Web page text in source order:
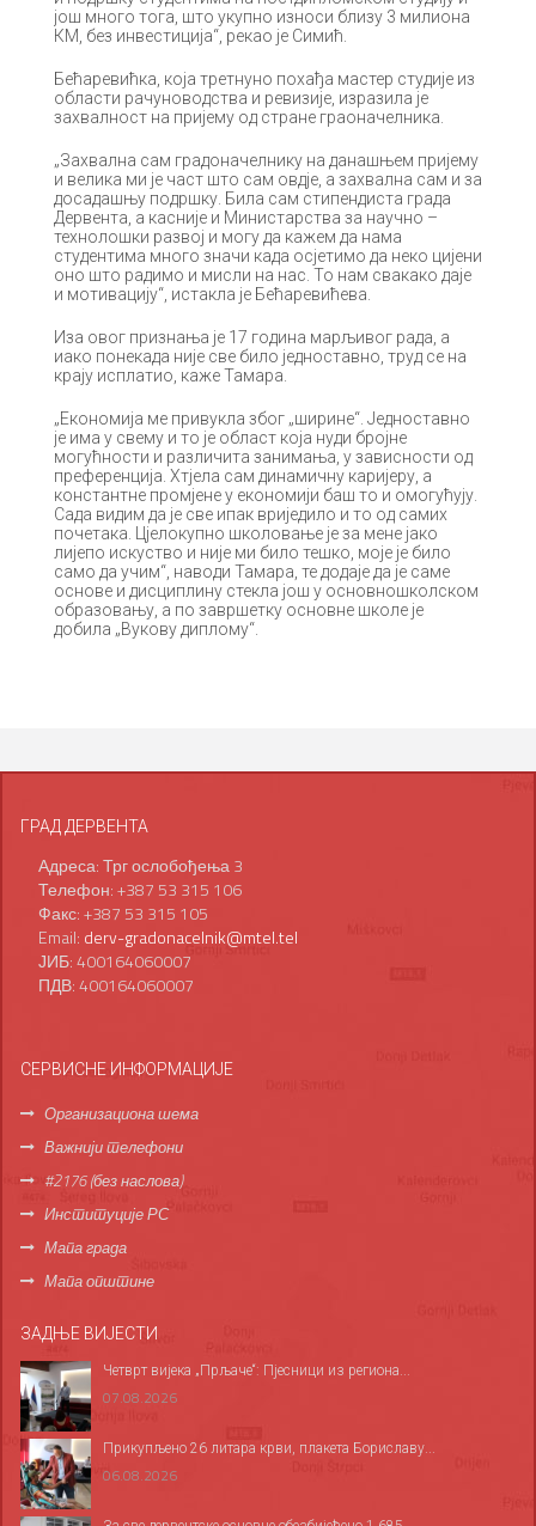
још много тога, што укупно износи близу 3 милиона
КМ, без инвестиција“, рекао је Симић.
Бећаревићка, која третнуно похађа мастер студије из
области рачуноводства и ревизије, изразила је
захвалност на пријему од стране граоначелника.
„Захвална сам градоначелнику на данашњем пријему
и велика ми је част што сам овдје, а захвална сам и за
досадашњу подршку. Била сам стипендиста града
Дервента, а касније и Министарства за научно –
технолошки развој и могу да кажем да нама
студентима много значи када осјетимо да неко цијени
оно што радимо и мисли на нас. То нам свакако даје
и мотивацију“, истакла је Бећаревићева.
Иза овог признања је 17 година марљивог рада, а
иако понекада није све било једноставно, труд се на
крају исплатио, каже Тамара.
„Економија ме привукла због „ширине“. Једноставно
је има у свему и то је област која нуди бројне
могућности и различита занимања, у зависности од
преференција. Хтјела сам динамичну каријеру, а
константне промјене у економији баш то и омогућују.
Сада видим да је све ипак вриједило и то од самих
почетака. Цјелокупно школовање је за мене јако
лијепо искуство и није ми било тешко, моје је било
само да учим“, наводи Тамара, те додаје да је саме
основе и дисциплину стекла још у основношколском
образовању, а по завршетку основне школе је
добила „Вукову диплому“.
ГРАД ДЕРВЕНТА
Адреса: Трг ослобођења 3
Телефон: +387 53 315 106
Факс: +387 53 315 105
Email: derv-gradonacelnik@mtel.tel
ЈИБ: 400164060007
ПДВ: 400164060007
СЕРВИСНЕ ИНФОРМАЦИЈЕ
Организациона шема
Важнији телефони
#2176 (без наслова)
Институције РС
Мапа града
Мапа општине
ЗАДЊЕ ВИЈЕСТИ
Четврт вијека „Прљаче“: Пјесници из региона...
07.08.2026
Прикупљено 26 литара крви, плакета Бориславу...
06.08.2026